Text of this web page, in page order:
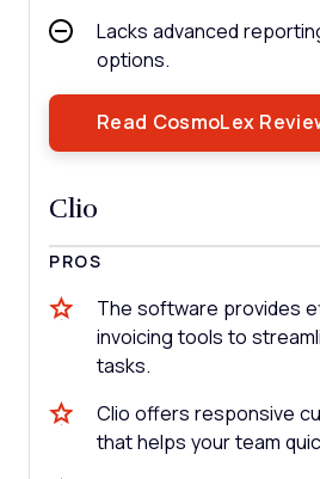
Lacks advanced
options.
Read CosmoLex
Clio
PROS
The software provides
invoicing tools to
tasks.
Clio offers responsive
that helps your team